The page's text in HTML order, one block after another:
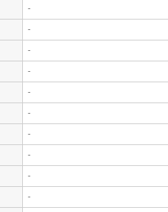
-
-
-
-
-
-
-
-
-
-